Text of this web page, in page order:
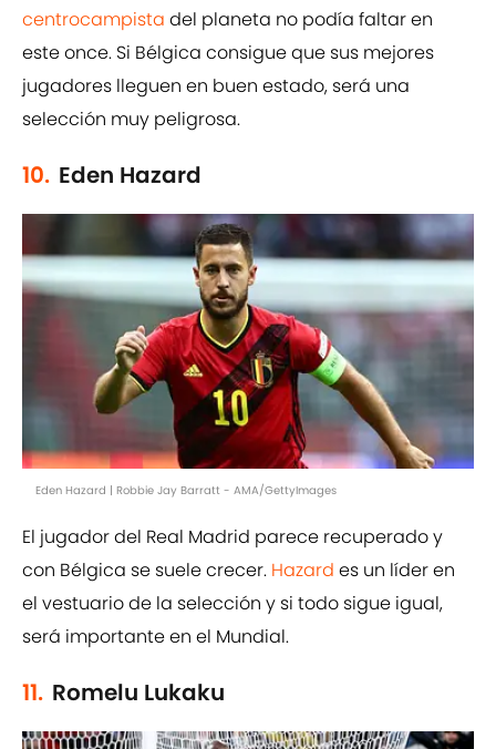
centrocampista del planeta no podía faltar en
este once. Si Bélgica consigue que sus mejores
jugadores lleguen en buen estado, será una
selección muy peligrosa.
10. Eden Hazard
Eden Hazard | Robbie Jay Barratt - AMA/GettyImages
El jugador del Real Madrid parece recuperado y
con Bélgica se suele crecer. Hazard es un líder en
el vestuario de la selección y si todo sigue igual,
será importante en el Mundial.
11. Romelu Lukaku